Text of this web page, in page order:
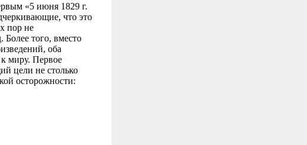
«5 июня 1829 г.
что это
пор не
того, вместо
оба
миру. Первое
цели не столько
осторожности: